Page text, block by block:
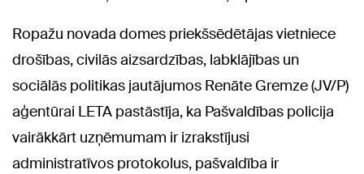
Ropažu novada domes priekšsēdētājas vietniece
drošības, civilās aizsardzības, labklājības un
sociālās politikas jautājumos Renāte Gremze (JV/P)
aģentūrai LETA pastāstīja, ka Pašvaldības policija
vairākkārt uzņēmumam ir izrakstījusi
administratīvos protokolus, pašvaldība ir